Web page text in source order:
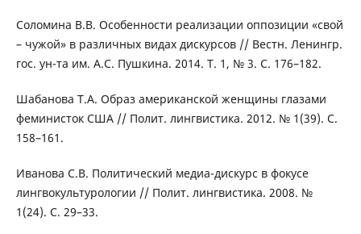
Соломина В.В. Особенности реализации оппозиции «свой
– чужой» в различных видах дискурсов // Вестн. Ленингр.
гос. ун-та им. А.С. Пушкина. 2014. Т. 1, № 3. С. 176–182.
Шабанова Т.А. Образ американской женщины глазами
феминисток США // Полит. лингвистика. 2012. № 1(39). С.
158–161.
Иванова С.В. Политический медиа-дискурс в фокусе
лингвокультурологии // Полит. лингвистика. 2008. №
1(24). С. 29–33.